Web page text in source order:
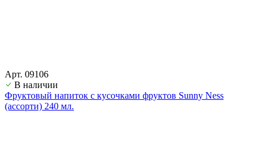
Арт. 09106
В наличии
Фруктовый напиток с кусочками фруктов Sunny Ness
(ассорти) 240 мл.